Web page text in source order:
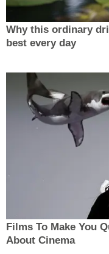
Why this ordinary
best every day
Films To Make You
About Cinema